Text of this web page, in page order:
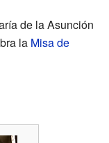
de la Asunción
la Misa de